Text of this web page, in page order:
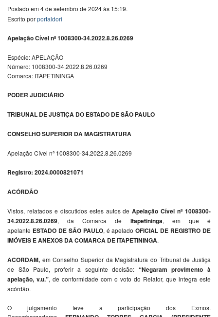
Postado em 4 de setembro de 2024 às 15:19.
Escrito porportaldori
Apelação Cível nº 1008300-34.2022.8.26.0269
Espécie: APELAÇÃO
Número: 1008300-34.2022.8.26.0269
Comarca: ITAPETININGA
PODER JUDICIÁRIO
TRIBUNAL DE JUSTIÇA DO ESTADO DE SÃO PAULO
CONSELHO SUPERIOR DA MAGISTRATURA
Apelação Cível nº 1008300-34.2022.8.26.0269
Registro: 2024.0000821071
ACÓRDÃO
Vistos, relatados e discutidos estes autos deApelação Cível nº 1008300-
34.2022.8.26.0269, da Comarca de Itapetininga, em que é
apelante ESTADO DE SÃO PAULO, é apeladoOFICIAL DE REGISTRO DE
IMÓVEIS E ANEXOS DA COMARCA DE ITAPETININGA.
ACORDAM, em Conselho Superior da Magistratura do Tribunal de Justiça
de São Paulo, proferir a seguinte decisão: “Negaram provimento à
apelação, v.u.”, de conformidade com o voto do Relator, que integra este
acórdão.
O julgamento teve a participação dos Exmos.